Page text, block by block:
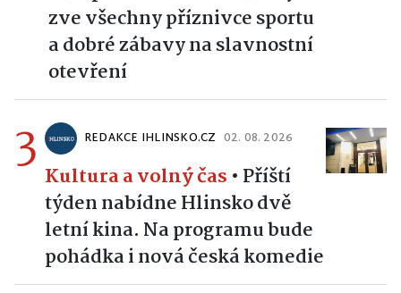
zve všechny příznivce sportu
a dobré zábavy na slavnostní
otevření
3 REDAKCE IHLINSKO.CZ 02. 08. 2026
Kultura a volný čas • Příští
týden nabídne Hlinsko dvě
letní kina. Na programu bude
pohádka i nová česká komedie